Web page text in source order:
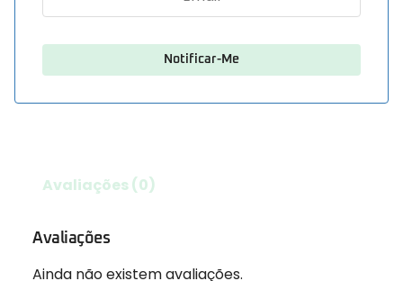
Avaliações (0)
Avaliações
Ainda não existem avaliações.